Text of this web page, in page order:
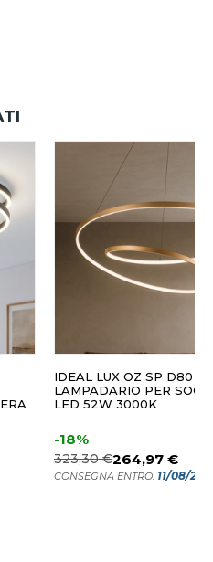
IDEAL LUX OZ SP D80
LAMPADARIO PER
LED 52W 3000K
-18%
323,30 €264,97 €
CONSEGNA ENTRO: 11/08/